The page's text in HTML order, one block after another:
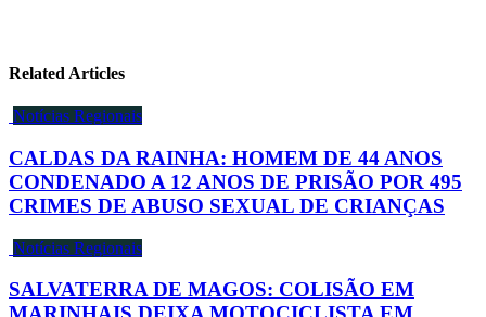
Related Articles
Notícias Regionais
CALDAS DA RAINHA: HOMEM DE 44 ANOS
CONDENADO A 12 ANOS DE PRISÃO POR 495
CRIMES DE ABUSO SEXUAL DE CRIANÇAS
Notícias Regionais
SALVATERRA DE MAGOS: COLISÃO EM